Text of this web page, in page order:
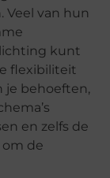
Veel van hun
kunt
flexibiliteit
je behoeften,
en zelfs de
de